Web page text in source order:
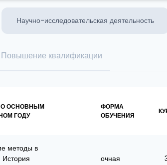
Научно-исследовательская деятельность
Повышение квалификации
ОСНОВНЫМ
ГОДУ
ФОРМА
ОБУЧЕНИЯ
методы в
История
очная